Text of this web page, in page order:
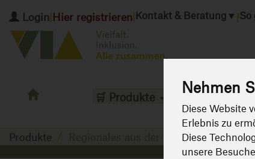
Nehmen
Diese Website
Erlebnis zu
Diese
unsere
Login Hier registrieren Kontakt & Beratung ▼ So
Grüne
🛒 Produkte Gutschein
Produkte Regionales aus der Nachbarschaft